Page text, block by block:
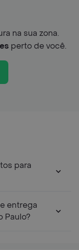
na sua zona.
perto de você.
para
entrega
Paulo?